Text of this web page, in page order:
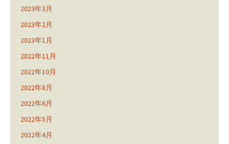
2023年3月
2023年2月
2023年1月
2022年11月
2022年10月
2022年8月
2022年6月
2022年5月
2022年4月